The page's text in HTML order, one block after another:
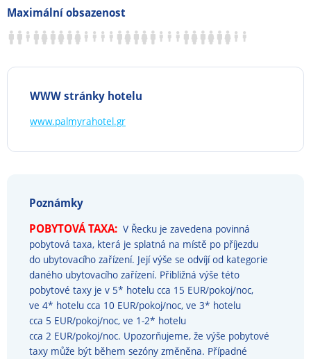
Maximální obsazenost
WWW stránky hotelu
www.palmyrahotel.gr
Poznámky
POBYTOVÁ TAXA: V Řecku je zavedena povinná
pobytová taxa, která je splatná na místě po příjezdu
do ubytovacího zařízení. Její výše se odvíjí od kategorie
daného ubytovacího zařízení. Přibližná výše této
pobytové taxy je v 5* hotelu cca 15 EUR/pokoj/noc,
ve 4* hotelu cca 10 EUR/pokoj/noc, ve 3* hotelu
cca 5 EUR/pokoj/noc, ve 1-2* hotelu
cca 2 EUR/pokoj/noc. Upozorňujeme, že výše pobytové
taxy může být během sezóny změněna. Případné